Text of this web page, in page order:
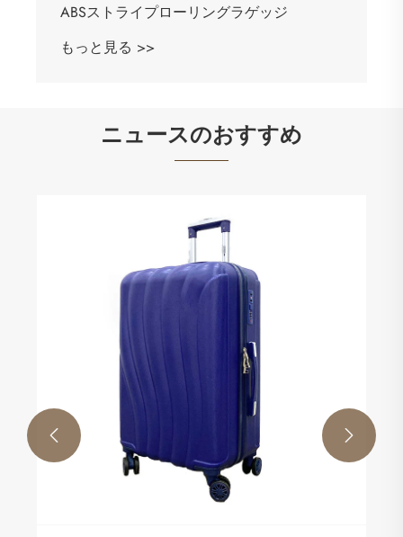
ABSストライプローリングラゲッジ
もっと見る >>
ニュースのおすすめ
 